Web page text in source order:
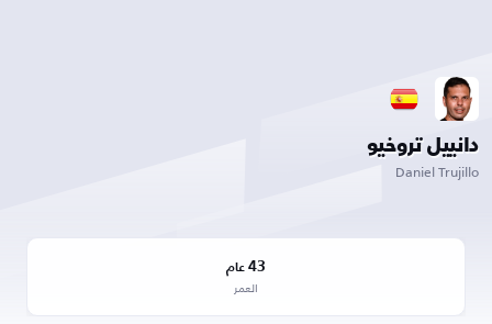
دانييل تروخيو
Daniel Trujillo
43 عام
العمر